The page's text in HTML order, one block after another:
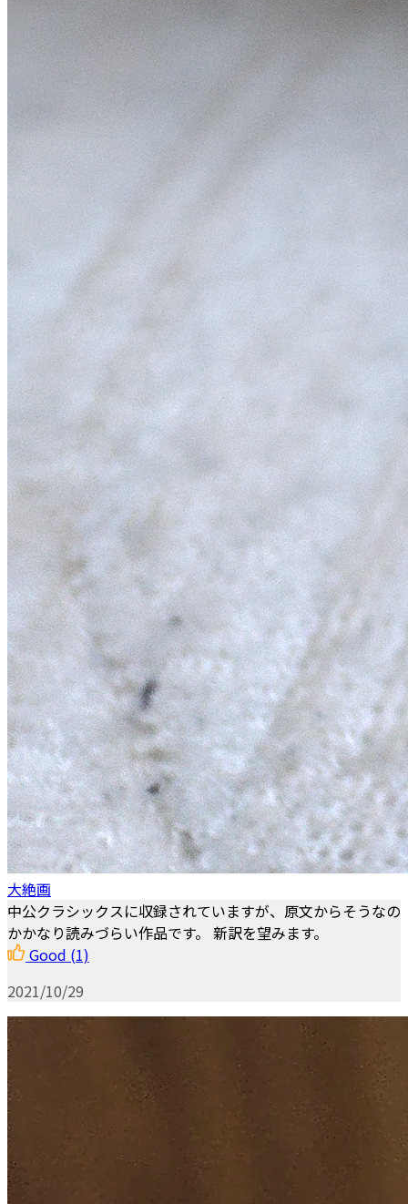
大絶画
中公クラシックスに収録されていますが、原文からそうなの
かかなり読みづらい作品です。 新訳を望みます。
Good (1)
2021/10/29